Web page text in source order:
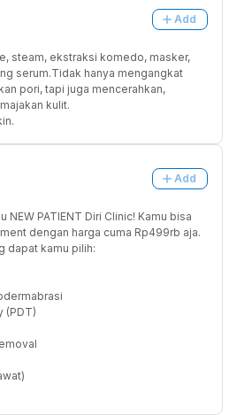
Add
steam, ekstraksi komedo, masker,
serum.Tidak hanya mengangkat
pori, tapi juga mencerahkan,
kulit.
Add
NEW PATIENT Diri Clinic! Kamu bisa
dengan harga cuma Rp499rb aja.
dapat kamu pilih:
(PDT)